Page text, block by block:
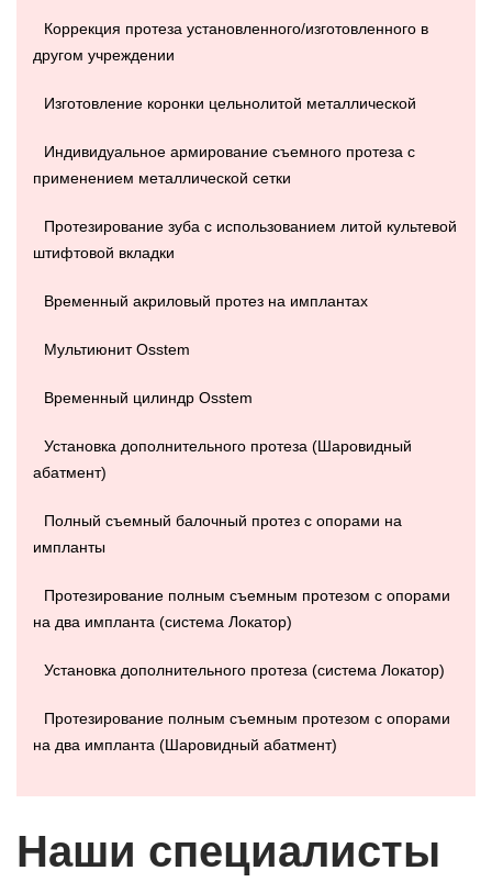
Коррекция протеза установленного/изготовленного в
другом учреждении
Изготовление коронки цельнолитой металлической
Индивидуальное армирование съемного протеза с
применением металлической сетки
Протезирование зуба с использованием литой культевой
штифтовой вкладки
Временный акриловый протез на имплантах
Мультиюнит Osstem
Временный цилиндр Osstem
Установка дополнительного протеза (Шаровидный
абатмент)
Полный съемный балочный протез с опорами на
импланты
Протезирование полным съемным протезом с опорами
на два импланта (система Локатор)
Установка дополнительного протеза (система Локатор)
Протезирование полным съемным протезом с опорами
на два импланта (Шаровидный абатмент)
Наши специалисты